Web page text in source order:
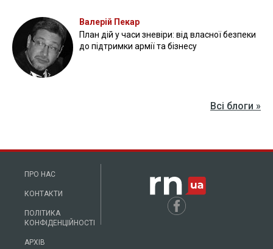
Валерій Пекар
План дій у часи зневіри: від власної безпеки
до підтримки армії та бізнесу
Всі блоги »
ПРО НАС
КОНТАКТИ
ПОЛІТИКА
КОНФІДЕНЦІЙНОСТІ
АРХІВ